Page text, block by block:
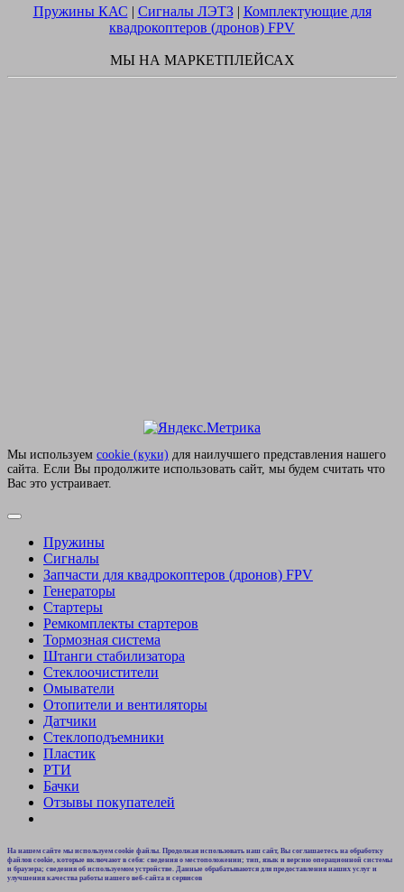
Пружины КАС | Сигналы ЛЭТЗ| Комплектующие для
квадрокоптеров (дронов) FPV
МЫ НА МАРКЕТПЛЕЙСАХ
Мы используем сookie (куки) для наилучшего представления нашего
сайта. Если Вы продолжите использовать сайт, мы будем считать что
Вас это устраивает.
Пружины
Сигналы
Запчасти для квадрокоптеров (дронов) FPV
Генераторы
Стартеры
Ремкомплекты стартеров
Тормозная система
Штанги стабилизатора
Стеклоочистители
Омыватели
Отопители и вентиляторы
Датчики
Стеклоподъемники
Пластик
РТИ
Бачки
Отзывы покупателей
На нашем сайте мы используем cookie файлы. Продолжая использовать наш сайт, Вы соглашаетесь на обработку
файлов cookie, которые включают в себя: сведения о местоположении; тип, язык и версию операционной системы
и браузера; сведения об используемом устройстве. Данные обрабатываются для предоставления наших услуг и
улучшения качества работы нашего веб-сайта и сервисов